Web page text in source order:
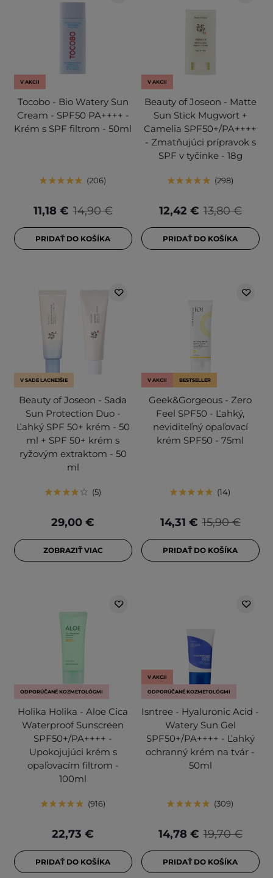
V AKCII
Tocobo - Bio Watery Sun
Cream - SPF50 PA++++ -
Krém s SPF filtrom - 50ml
206
14,90 €
11,18 €
PRIDAŤ DO KOŠÍKA
V AKCII
Beauty of Joseon - Matte
Sun Stick Mugwort +
Camelia SPF50+/PA++++
- Zmatňujúci prípravok s
SPF v tyčinke - 18g
298
13,80 €
12,42 €
PRIDAŤ DO KOŠÍKA
V SADE LACNEJŠIE
Beauty of Joseon - Sada
Sun Protection Duo -
Ľahký SPF 50+ krém - 50
ml + SPF 50+ krém s
ryžovým extraktom - 50
ml
5
29,00 €
ZOBRAZIŤ VIAC
V AKCII BESTSELLER
Geek&Gorgeous - Zero
Feel SPF50 - Ľahký,
neviditeľný opaľovací
krém SPF50 - 75ml
14
15,90 €
14,31 €
PRIDAŤ DO KOŠÍKA
ODPORÚČANÉ KOZMETOLÓGMI
Holika Holika - Aloe Cica
Waterproof Sunscreen
SPF50+/PA++++ -
Upokojujúci krém s
opaľovacím filtrom -
100ml
916
22,73 €
PRIDAŤ DO KOŠÍKA
V AKCII
ODPORÚČANÉ KOZMETOLÓGMI
Isntree - Hyaluronic Acid -
Watery Sun Gel
SPF50+/PA++++ - Ľahký
ochranný krém na tvár -
50ml
309
19,70 €
14,78 €
PRIDAŤ DO KOŠÍKA